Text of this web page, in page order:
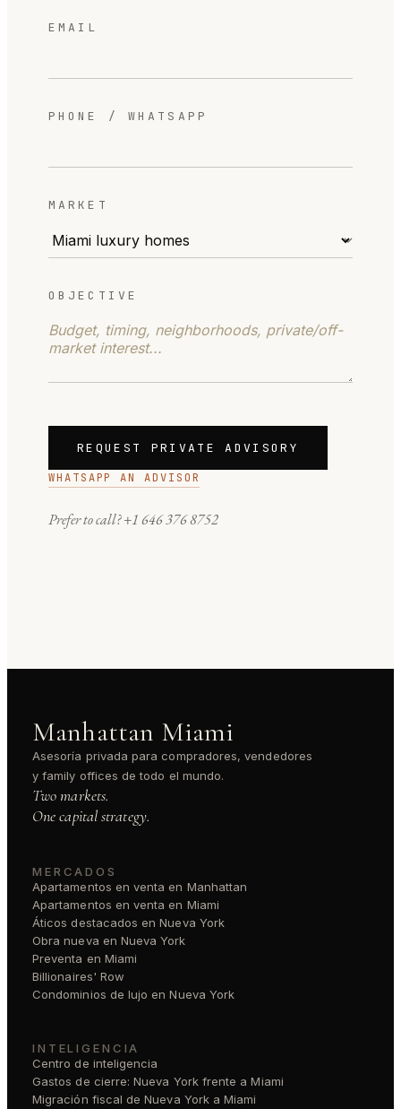
EMAIL
PHONE / WHATSAPP
MARKET
OBJECTIVE
REQUEST PRIVATE ADVISORY
WHATSAPP AN ADVISOR
Prefer to call?+1 646 376 8752
Manhattan Miami
Asesoría privada para compradores, vendedores
y family offices de todo el mundo.
Two markets.
One capital strategy.
MERCADOS
Apartamentos en venta en Manhattan
Apartamentos en venta en Miami
Áticos destacados en Nueva York
Obra nueva en Nueva York
Preventa en Miami
Billionaires' Row
Condominios de lujo en Nueva York
INTELIGENCIA
Centro de inteligencia
Gastos de cierre: Nueva York frente a Miami
Migración fiscal de Nueva York a Miami